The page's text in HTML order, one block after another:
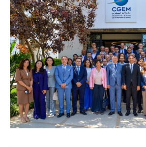
FINANCE
COMMERCE